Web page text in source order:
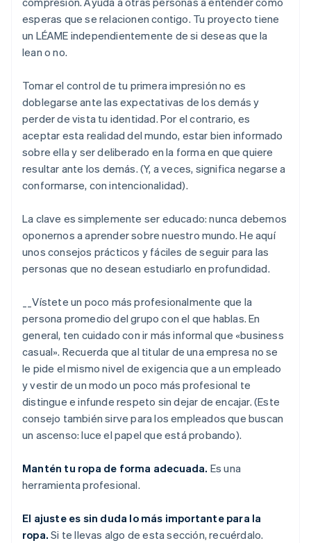
esperas que se relacionen contigo. Tu proyecto tiene
un LÉAME independientemente de si deseas que la
lean o no.
Tomar el control de tu primera impresión no es
doblegarse ante las expectativas de los demás y
perder de vista tu identidad. Por el contrario, es
aceptar esta realidad del mundo, estar bien informado
sobre ella y ser deliberado en la forma en que quiere
resultar ante los demás. (Y, a veces, significa negarse a
conformarse, con intencionalidad).
La clave es simplemente ser educado: nunca debemos
oponernos a aprender sobre nuestro mundo. He aquí
unos consejos prácticos y fáciles de seguir para las
personas que no desean estudiarlo en profundidad.
__Vístete un poco más profesionalmente que la
persona promedio del grupo con el que hablas. En
general, ten cuidado con ir más informal que «business
casual». Recuerda que al titular de una empresa no se
le pide el mismo nivel de exigencia que a un empleado
y vestir de un modo un poco más profesional te
distingue e infunde respeto sin dejar de encajar. (Este
consejo también sirve para los empleados que buscan
un ascenso: luce el papel que está probando).
Mantén tu ropa de forma adecuada. Es una
herramienta profesional.
El ajuste es sin duda lo más importante para la
ropa. Si te llevas algo de esta sección, recuérdalo.